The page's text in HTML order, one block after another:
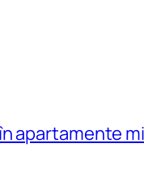
apartamente